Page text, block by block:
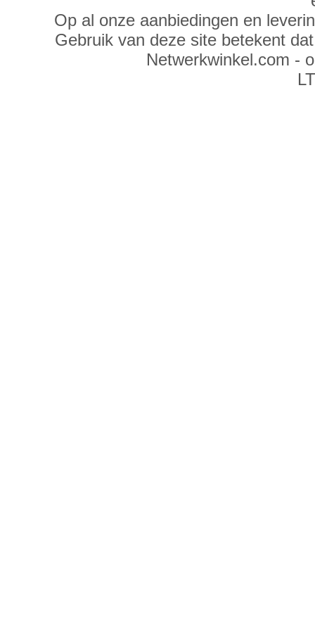
Op al onze aanbiedingen en
Gebruik van deze site betekent
Netwerkwinkel.com -